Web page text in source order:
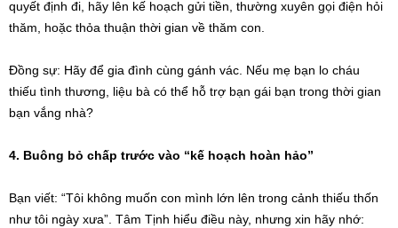
quyết định đi, hãy lên kế hoạch gửi tiền, thường xuyên gọi điện hỏi
thăm, hoặc thỏa thuận thời gian về thăm con.
Đồng sự: Hãy để gia đình cùng gánh vác. Nếu mẹ bạn lo cháu
thiếu tình thương, liệu bà có thể hỗ trợ bạn gái bạn trong thời gian
bạn vắng nhà?
4. Buông bỏ chấp trước vào “kế hoạch hoàn hảo”
Bạn viết: “Tôi không muốn con mình lớn lên trong cảnh thiếu thốn
như tôi ngày xưa”. Tâm Tịnh hiểu điều này, nhưng xin hãy nhớ: